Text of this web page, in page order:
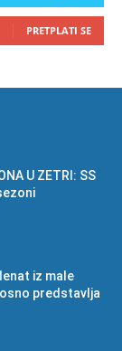
PRETPLATI SE
U ZETRI: SS
iz male
predstavlja